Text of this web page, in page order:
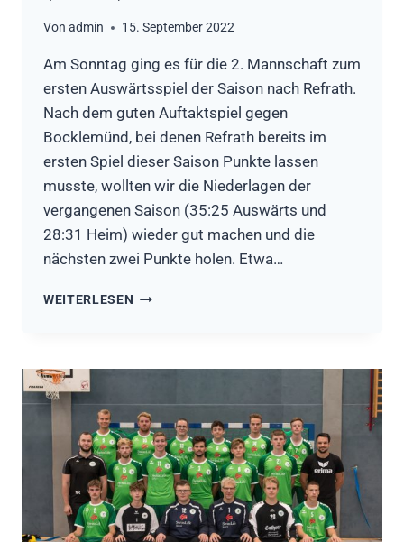
Von admin 15. September 2022
Am Sonntag ging es für die 2. Mannschaft zum
ersten Auswärtsspiel der Saison nach Refrath.
Nach dem guten Auftaktspiel gegen
Bocklemünd, bei denen Refrath bereits im
ersten Spiel dieser Saison Punkte lassen
musste, wollten wir die Niederlagen der
vergangenen Saison (35:25 Auswärts und
28:31 Heim) wieder gut machen und die
nächsten zwei Punkte holen. Etwa…
WEITERLESEN HSG
HSG
II
28:23
(13:14)